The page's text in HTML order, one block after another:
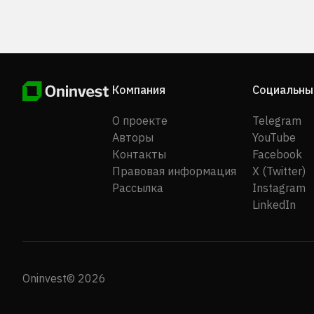
Компания
О проекте
Авторы
Контакты
Правовая информация
Рассылка
Telegram
YouTube
Facebook
X (Twitter)
Instagram
LinkedIn
Oninvest© 2026